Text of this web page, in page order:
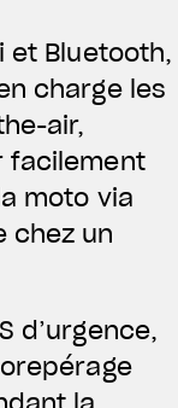
et Bluetooth,
charge les
air,
facilement
moto via
chez un
d’urgence,